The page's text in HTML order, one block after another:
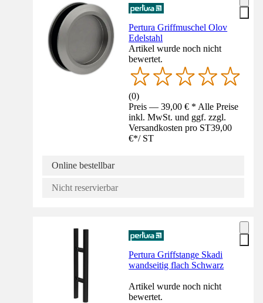
Pertura Griffmuschel Olov
Edelstahl
Artikel wurde noch nicht
bewertet.
(0)
Preis — 39,00 € * Alle Preise
inkl. MwSt. und ggf. zzgl.
Versandkosten pro ST39,00
€*/ ST
Online bestellbar
Nicht reservierbar
Pertura Griffstange Skadi
wandseitig flach Schwarz
Artikel wurde noch nicht
bewertet.